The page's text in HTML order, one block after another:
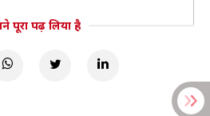
पूरा पढ़ लिया है